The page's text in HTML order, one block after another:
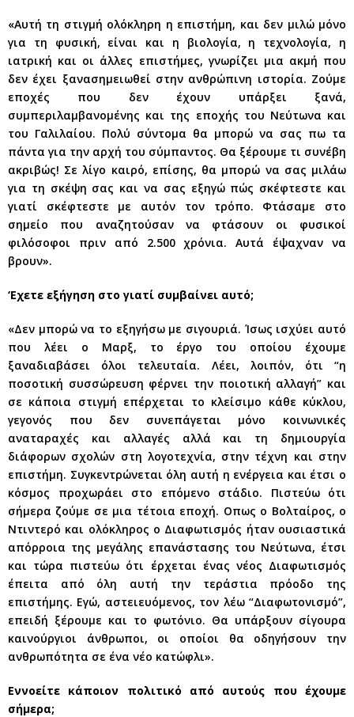
«Αυτή τη στιγμή ολόκληρη η επιστήμη, και δεν μιλώ μόνο
για τη φυσική, είναι και η βιολογία, η τεχνολογία, η
ιατρική και οι άλλες επιστήμες, γνωρίζει μια ακμή που
δεν έχει ξανασημειωθεί στην ανθρώπινη ιστορία. Ζούμε
εποχές που δεν έχουν υπάρξει ξανά,
συμπεριλαμβανομένης και της εποχής του Νεύτωνα και
του Γαλιλαίου. Πολύ σύντομα θα μπορώ να σας πω τα
πάντα για την αρχή του σύμπαντος. Θα ξέρουμε τι συνέβη
ακριβώς! Σε λίγο καιρό, επίσης, θα μπορώ να σας μιλάω
για τη σκέψη σας και να σας εξηγώ πώς σκέφτεστε και
γιατί σκέφτεστε με αυτόν τον τρόπο. Φτάσαμε στο
σημείο που αναζητούσαν να φτάσουν οι φυσικοί
φιλόσοφοι πριν από 2.500 χρόνια. Αυτά έψαχναν να
βρουν».
‘Εχετε εξήγηση στο γιατί συμβαίνει αυτό;
«Δεν μπορώ να το εξηγήσω με σιγουριά. Ίσως ισχύει αυτό
που λέει ο Μαρξ, το έργο του οποίου έχουμε
ξαναδιαβάσει όλοι τελευταία. Λέει, λοιπόν, ότι “η
ποσοτική συσσώρευση φέρνει την ποιοτική αλλαγή” και
σε κάποια στιγμή επέρχεται το κλείσιμο κάθε κύκλου,
γεγονός που δεν συνεπάγεται μόνο κοινωνικές
αναταραχές και αλλαγές αλλά και τη δημιουργία
διάφορων σχολών στη λογοτεχνία, στην τέχνη και στην
επιστήμη. Συγκεντρώνεται όλη αυτή η ενέργεια και έτσι ο
κόσμος προχωράει στο επόμενο στάδιο. Πιστεύω ότι
σήμερα ζούμε σε μια τέτοια εποχή. Οπως ο Βολταίρος, ο
Ντιντερό και ολόκληρος ο Διαφωτισμός ήταν ουσιαστικά
απόρροια της μεγάλης επανάστασης του Νεύτωνα, έτσι
και τώρα πιστεύω ότι έρχεται ένας νέος Διαφωτισμός
έπειτα από όλη αυτή την τεράστια πρόοδο της
επιστήμης. Εγώ, αστειευόμενος, τον λέω “Διαφωτονισμό”,
επειδή ξέρουμε και το φωτόνιο. Θα υπάρξουν σίγουρα
καινούργιοι άνθρωποι, οι οποίοι θα οδηγήσουν την
ανθρωπότητα σε ένα νέο κατώφλι».
Εννοείτε κάποιον πολιτικό από αυτούς που έχουμε
σήμερα;